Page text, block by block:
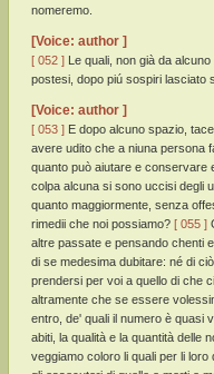
nomeremo.
[Voice: author ]
[ 052 ] Le quali, non già da
postesi, dopo piú sospiri lasciato
[Voice: author ]
[ 053 ] E dopo alcuno spazio,
avere udito che a niuna persona
quanto può aiutare e conservare
colpa alcuna si sono uccisi degli
quanto maggiormente, senza
rimedii che noi possiamo? [ 055 ]
altre passate e pensando chenti
di se medesima dubitare: né di
prendersi per voi a quello di che
altramente che se essere
entro, de' quali il numero è quasi
abiti, la qualità e la quantità delle
veggiamo coloro li quali per li